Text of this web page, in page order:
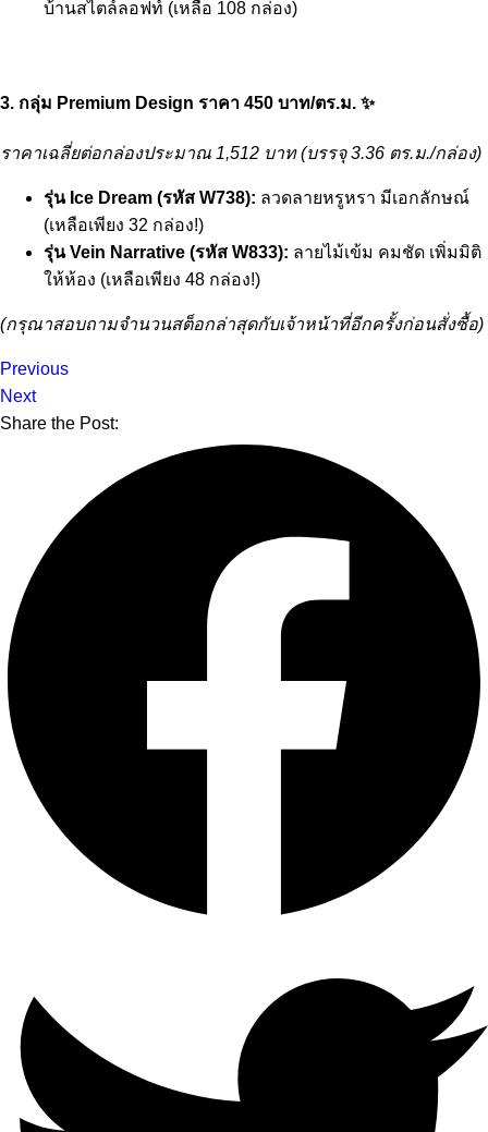
บ้านสไตล์ลอฟท์ (เหลือ 108 กล่อง)
3. กลุ่ม Premium Design ราคา 450 บาท/ตร.ม. ✨
ราคาเฉลี่ยต่อกล่องประมาณ 1,512 บาท (บรรจุ 3.36 ตร.ม./กล่อง)
รุ่น Ice Dream (รหัส W738): ลวดลายหรูหรา มีเอกลักษณ์
(เหลือเพียง 32 กล่อง!)
รุ่น Vein Narrative (รหัส W833): ลายไม้เข้ม คมชัด เพิ่มมิติ
ให้ห้อง (เหลือเพียง 48 กล่อง!)
(กรุณาสอบถามจำนวนสต็อกล่าสุดกับเจ้าหน้าที่อีกครั้งก่อนสั่งซื้อ)
Previous
Next
Share the Post: